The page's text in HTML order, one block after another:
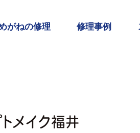
がねの修理 修理事例